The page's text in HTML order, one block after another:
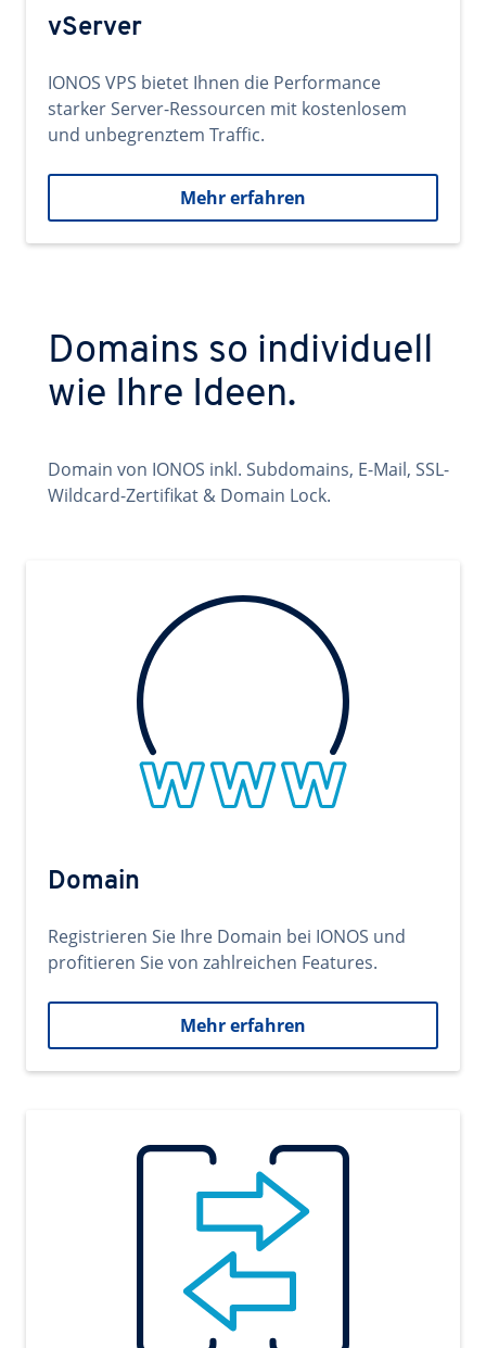
vServer
IONOS VPS bietet Ihnen die Performance
starker Server-Ressourcen mit kostenlosem
und unbegrenztem Traffic.
Mehr erfahren
Domains so individuell
wie Ihre Ideen.
Domain von IONOS inkl. Subdomains, E-Mail, SSL-
Wildcard-Zertifikat & Domain Lock.
Domain
Registrieren Sie Ihre Domain bei IONOS und
profitieren Sie von zahlreichen Features.
Mehr erfahren